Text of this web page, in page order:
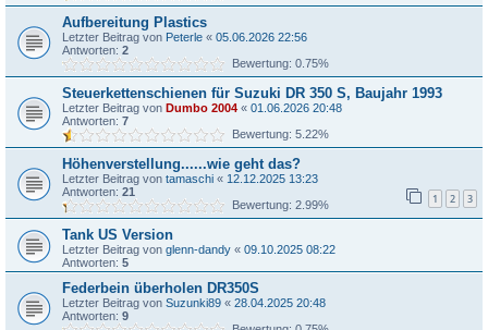
Aufbereitung Plastics
Letzter Beitrag von Peterle « 05.06.2026 22:56
Antworten: 2
Bewertung: 0.75%
Steuerkettenschienen für Suzuki DR 350 S, Baujahr 1993
Letzter Beitrag von Dumbo 2004 « 01.06.2026 20:48
Antworten: 7
Bewertung: 5.22%
Höhenverstellung......wie geht das?
Letzter Beitrag von tamaschi « 12.12.2025 13:23
Antworten: 21 1 2 3
Bewertung: 2.99%
Tank US Version
Letzter Beitrag von glenn-dandy « 09.10.2025 08:22
Antworten: 5
Federbein überholen DR350S
Letzter Beitrag von Suzunki89 « 28.04.2025 20:48
Antworten: 9